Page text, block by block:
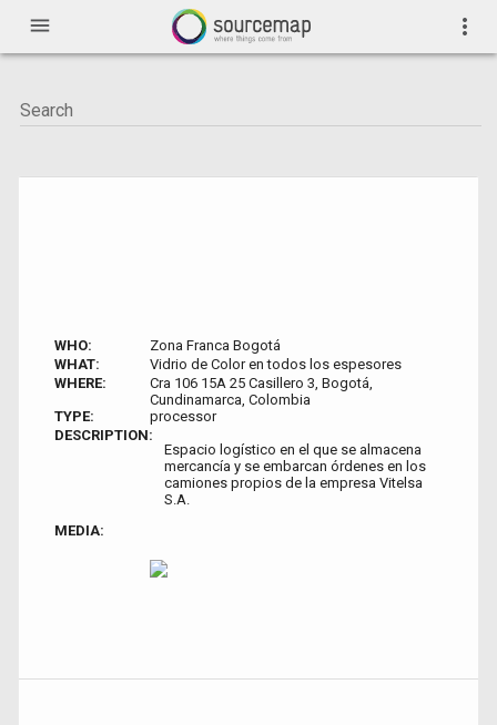
menu more_vert
WHO:
Zona Franca Bogotá
WHAT:
Vidrio de Color en todos los espesores
WHERE:
Cra 106 15A 25 Casillero 3, Bogotá,
Cundinamarca, Colombia
TYPE:
processor
DESCRIPTION:
Espacio logístico en el que se almacena
mercancía y se embarcan órdenes en los
camiones propios de la empresa Vitelsa
S.A.
MEDIA: